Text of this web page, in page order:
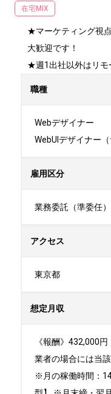
在宅MIX
★マーケティング視
大歓迎です！
★週1出社以外はリモ
職種
Webデザイナー
WebUIデザイナー
雇用区分
業務委託（準委任）
アクセス
東京都
想定月収
《報酬》432,000
業者の場合には当
※月の稼働時間：